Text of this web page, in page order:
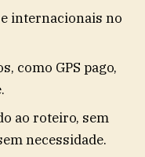
internacionais no
como GPS pago,
ao roteiro, sem
necessidade.